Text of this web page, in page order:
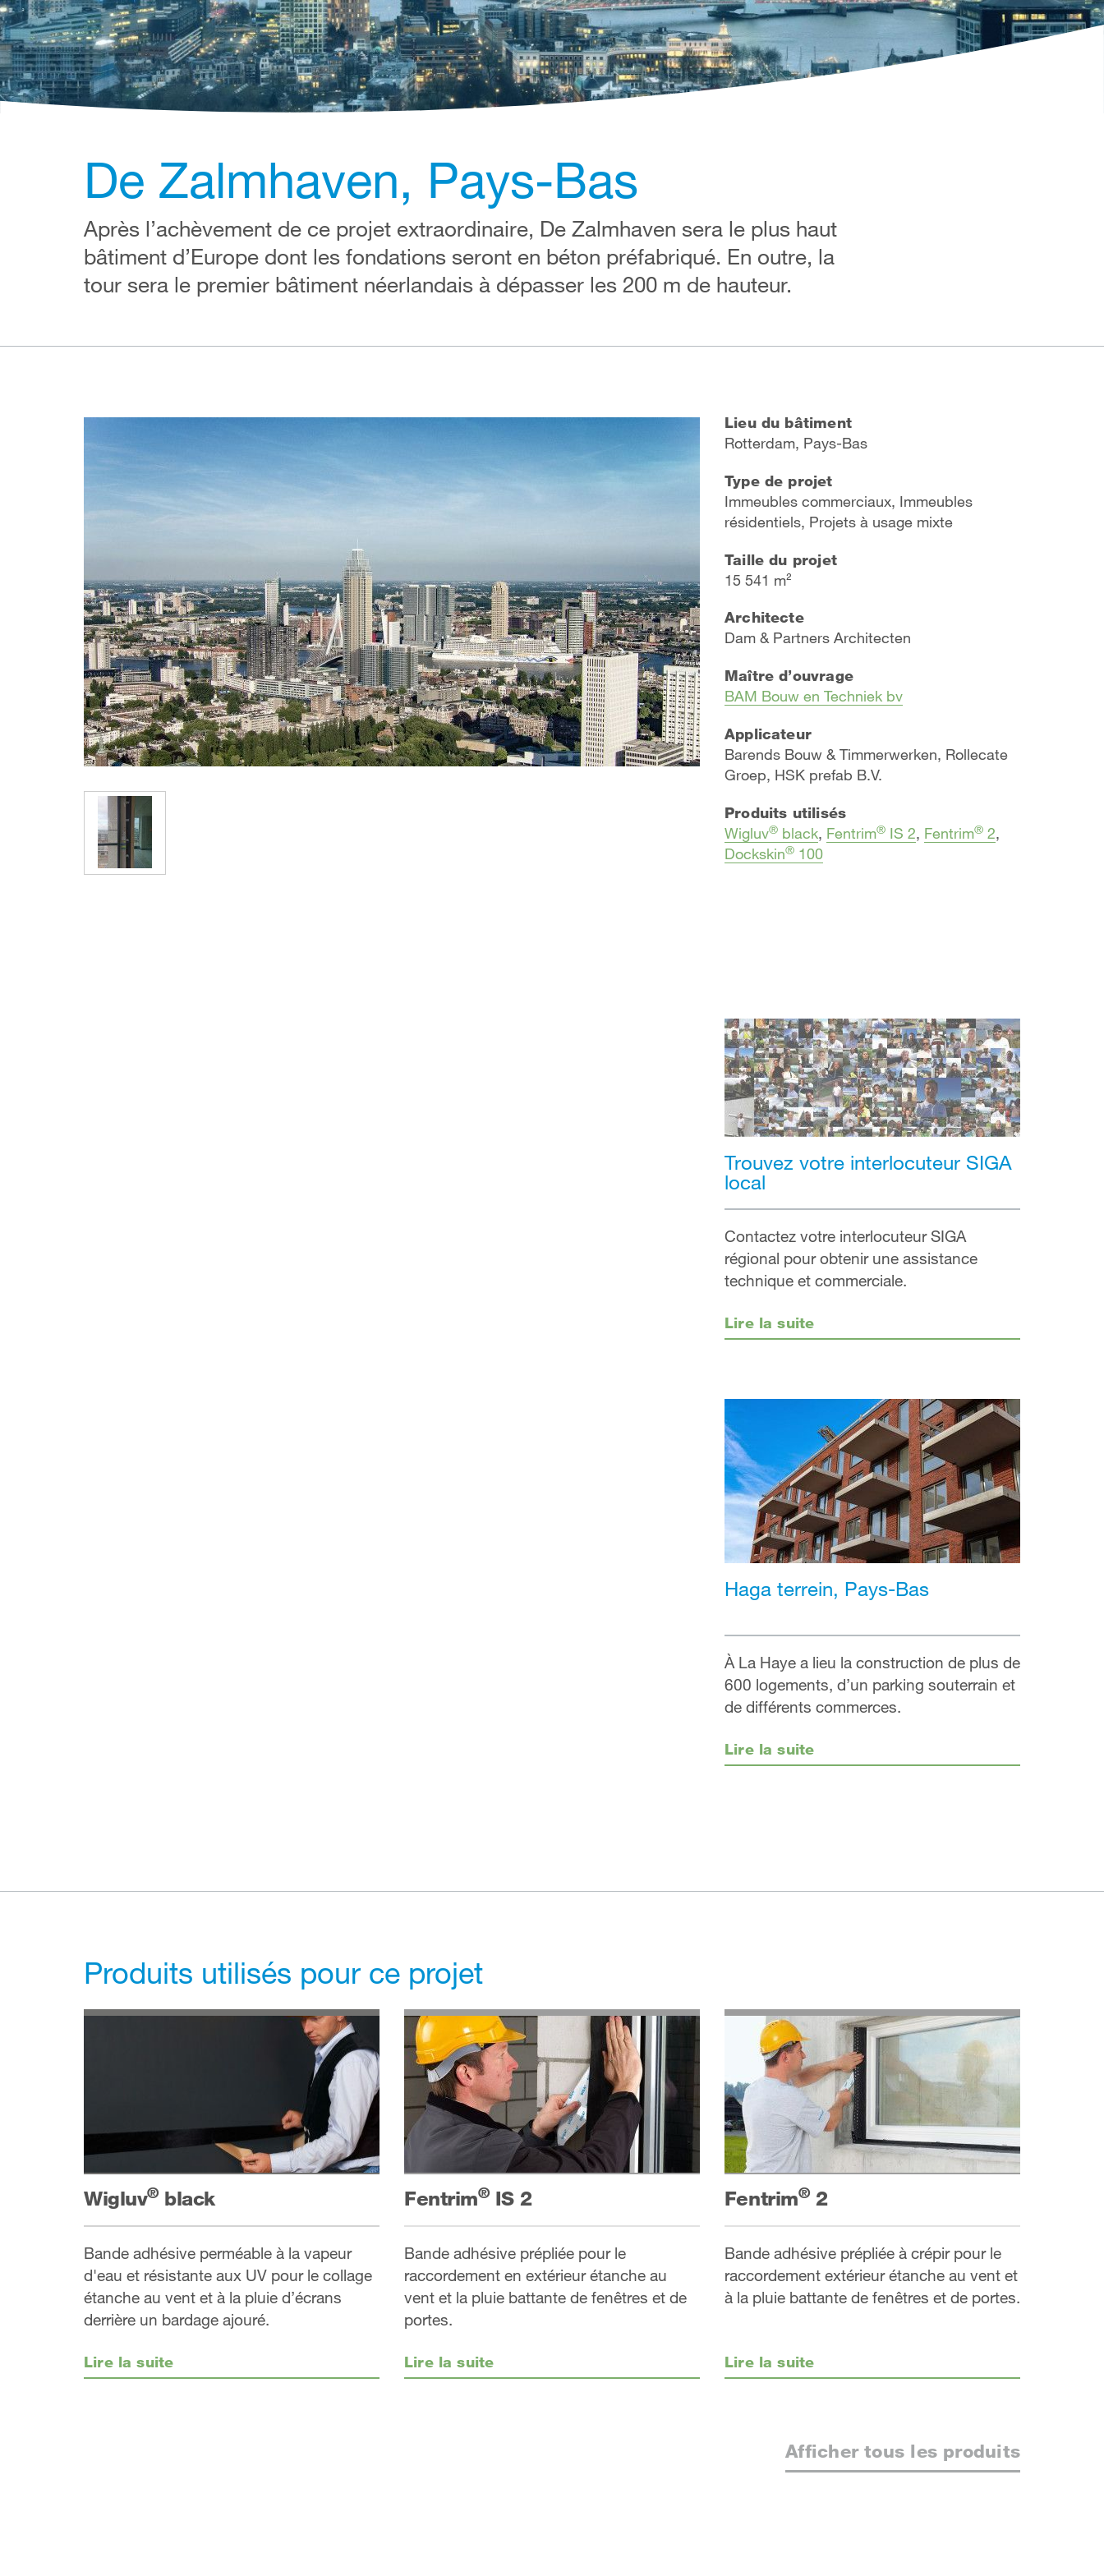
De Zalmhaven, Pays-Bas
Après l’achèvement de ce projet extraordinaire, De Zalmhaven sera le plus haut
bâtiment d’Europe dont les fondations seront en béton préfabriqué. En outre, la
tour sera le premier bâtiment néerlandais à dépasser les 200 m de hauteur.
Lieu du bâtiment
Rotterdam, Pays-Bas
Type de projet
Immeubles commerciaux, Immeubles
résidentiels, Projets à usage mixte
Taille du projet
15 541 m²
Architecte
Dam & Partners Architecten
Maître d’ouvrage
BAM Bouw en Techniek bv
Applicateur
Barends Bouw & Timmerwerken, Rollecate
Groep, HSK prefab B.V.
Produits utilisés
Wigluv® black, Fentrim® IS 2, Fentrim® 2,
Dockskin® 100
Trouvez votre interlocuteur SIGA
local
Contactez votre interlocuteur SIGA
régional pour obtenir une assistance
technique et commerciale.
Lire la suite
Haga terrein, Pays-Bas
À La Haye a lieu la construction de plus de
600 logements, d’un parking souterrain et
de différents commerces.
Lire la suite
Produits utilisés pour ce projet
Wigluv®black
Bande adhésive perméable à la vapeur
d'eau et résistante aux UV pour le collage
étanche au vent et à la pluie d’écrans
derrière un bardage ajouré.
Lire la suite
Fentrim®IS 2
Bande adhésive prépliée pour le
raccordement en extérieur étanche au
vent et la pluie battante de fenêtres et de
portes.
Lire la suite
Fentrim® 2
Bande adhésive prépliée à crépir pour le
raccordement extérieur étanche au vent et
à la pluie battante de fenêtres et de portes.
Lire la suite
Afficher tous les produits